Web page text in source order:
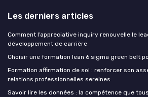
Les derniers articles
Comment l’appreciative inquiry renouvelle le
développement de carrière
Choisir une formation lean 6 sigma green belt
Formation affirmation de soi : renforcer son
relations professionnelles sereines
Savoir lire les données : la compétence que